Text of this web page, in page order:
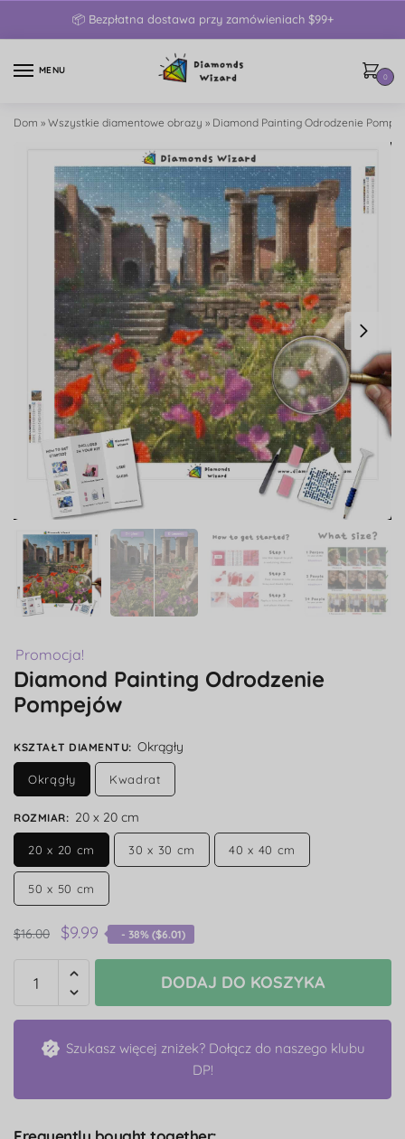
📦 Bezpłatna dostawa przy zamówieniach $99+
MENU
0
Dom » Wszystkie diamentowe obrazy » Diamond Painting Odrodzenie
Promocja!
Diamond Painting Odrodzenie
Pompejów
KSZTAŁT DIAMENTU: Okrągły
Okrągły Kwadrat
ROZMIAR: 20 x 20 cm
20 x 20 cm 30 x 30 cm 40 x 40 cm
50 x 50 cm
$16.00 $9.99 - 38% ($6.01)
DODAJ DO KOSZYKA
Szukasz więcej zniżek? Dołącz do naszego klubu
DP!